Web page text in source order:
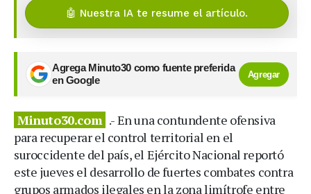
🤖 Nuestra IA te resume el artículo.
Agrega Minuto30 como fuente preferida
en Google
Agregar
Minuto30.com .- En una contundente ofensiva
para recuperar el control territorial en el
suroccidente del país, el Ejército Nacional reportó
este jueves el desarrollo de fuertes combates contra
grupos armados ilegales en la zona limítrofe entre